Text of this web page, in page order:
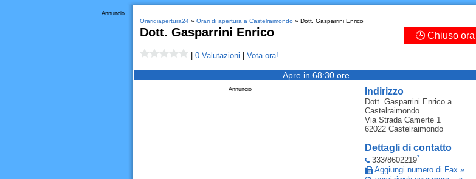
Annuncio
Oraridiapertura24» Orari di apertura a Castelraimondo» Dott. Gasparrini Enrico
Dott. Gasparrini Enrico 🕒 Chiuso ora
0 Valutazioni Vota ora!
Apre in 68:30 ore
Indirizzo
Dott. Gasparrini Enricoa
Castelraimondo
Via Strada Camerte 1
62022 Castelraimondo
Dettagli di contatto
333/8602219*
Aggiungi numero di Fax »
Annuncio